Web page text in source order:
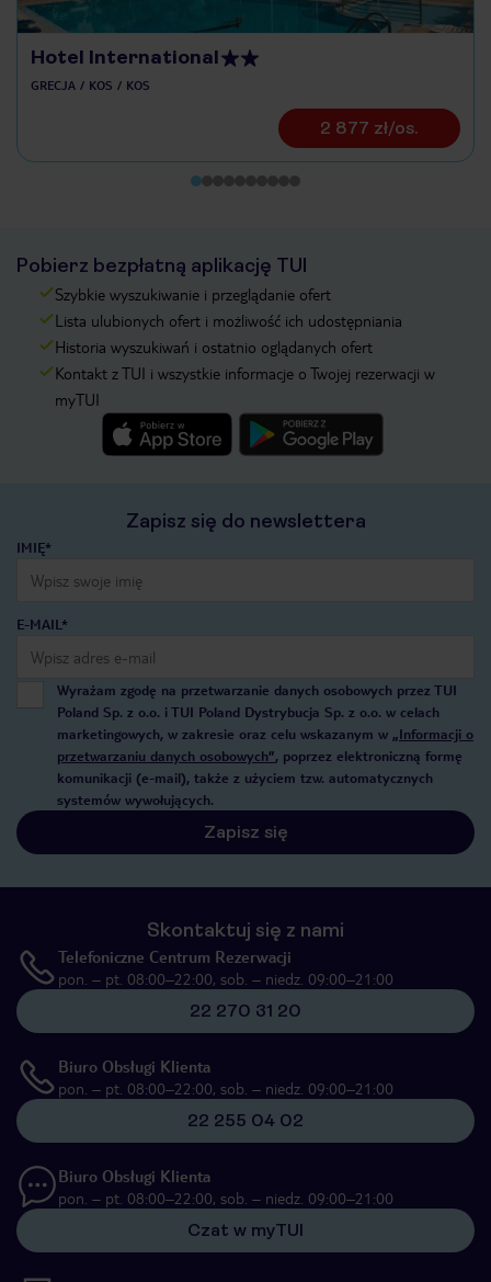
Hotel International
GRECJA KOS KOS
2 877 zł/os.
Pobierz bezpłatną aplikację TUI
Szybkie wyszukiwanie i przeglądanie ofert
Lista ulubionych ofert i możliwość ich udostępniania
Historia wyszukiwań i ostatnio oglądanych ofert
Kontakt z TUI i wszystkie informacje o Twojej rezerwacji w
myTUI
Zapisz się do newslettera
IMIĘ*
E-MAIL*
Wyrażam zgodę na przetwarzanie danych osobowych przez TUI
Poland Sp. z o.o. i TUI Poland Dystrybucja Sp. z o.o. w celach
marketingowych, w zakresie oraz celu wskazanym w „Informacji o
przetwarzaniu danych osobowych”, poprzez elektroniczną formę
komunikacji (e-mail), także z użyciem tzw. automatycznych
systemów wywołujących.
Zapisz się
Skontaktuj się z nami
Telefoniczne Centrum Rezerwacji
pon. – pt. 08:00–22:00, sob. – niedz. 09:00–21:00
22 270 31 20
Biuro Obsługi Klienta
pon. – pt. 08:00–22:00, sob. – niedz. 09:00–21:00
22 255 04 02
Biuro Obsługi Klienta
pon. – pt. 08:00–22:00, sob. – niedz. 09:00–21:00
Czat w myTUI